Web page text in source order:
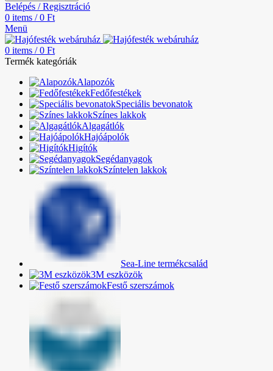
Belépés / Regisztráció
0 items / 0 Ft
Menü
0 items / 0 Ft
Termék kategóriák
Alapozók
Fedőfestékek
Speciális bevonatok
Színes lakkok
Algagátlók
Hajóápolók
Higítók
Segédanyagok
Színtelen lakkok
Sea-Line termékcsalád
3M eszközök
Festő szerszámok